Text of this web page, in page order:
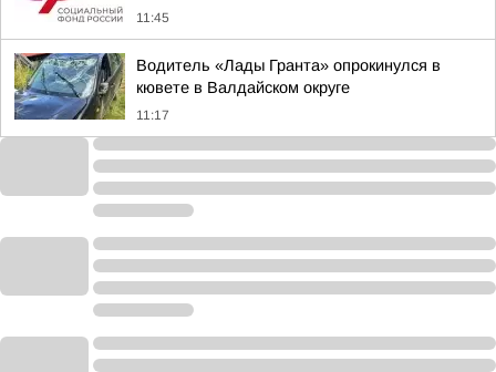
11:45
Водитель «Лады Гранта» опрокинулся в
кювете в Валдайском округе
11:17